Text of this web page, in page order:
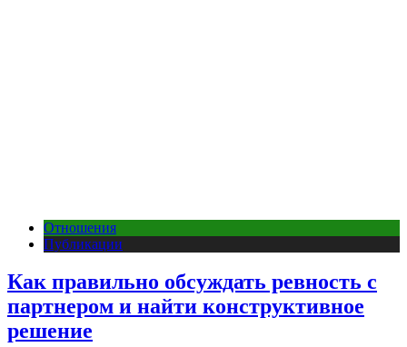
Отношения
Публикации
Как правильно обсуждать ревность с
партнером и найти конструктивное
решение